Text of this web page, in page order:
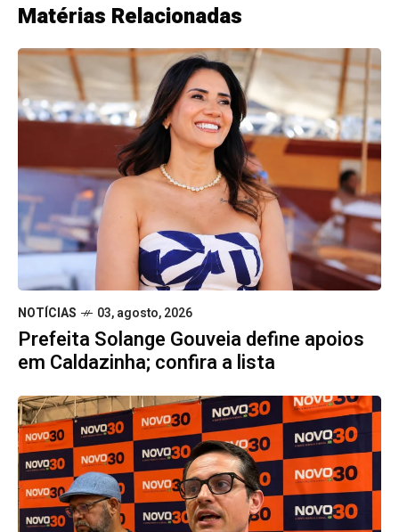
Matérias Relacionadas
NOTÍCIAS 03, agosto, 2026
Prefeita Solange Gouveia define apoios
em Caldazinha; confira a lista